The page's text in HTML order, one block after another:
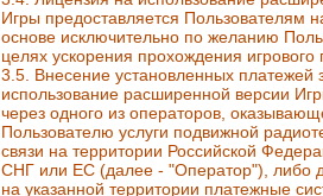
Игры предоставляется Пользователям
основе исключительно по желанию
целях ускорения прохождения игрового
3.5. Внесение установленных платежей
использование расширенной версии
через одного из операторов,
Пользователю услуги подвижной
связи на территории Российской
СНГ или ЕС (далее - "Оператор"), либо
на указанной территории платежные